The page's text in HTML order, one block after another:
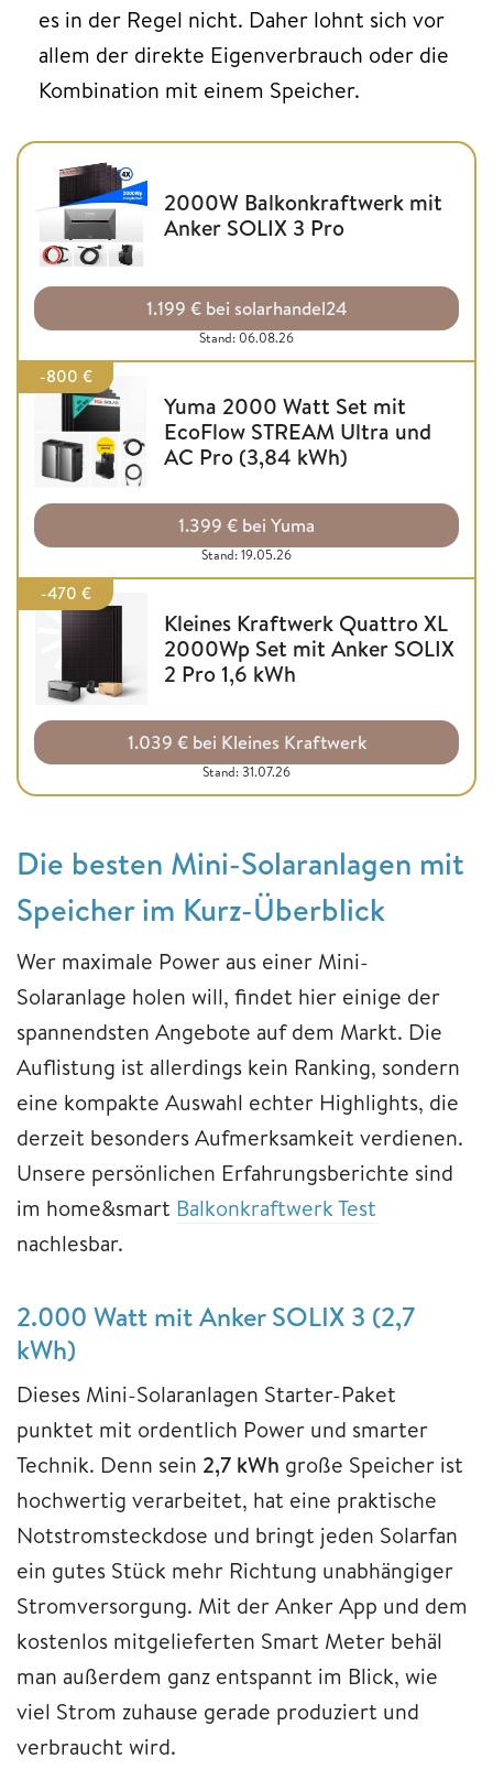
es in der Regel nicht. Daher lohnt sich vor
allem der direkte Eigenverbrauch oder die
Kombination mit einem Speicher.
2000W Balkonkraftwerk mit
Anker SOLIX 3 Pro
1.199 € bei solarhandel24
Stand: 06.08.26
-800 €
Yuma 2000 Watt Set mit
EcoFlow STREAM Ultra und
AC Pro (3,84 kWh)
1.399 € bei Yuma
Stand: 19.05.26
-470 €
Kleines Kraftwerk Quattro XL
2000Wp Set mit Anker SOLIX
2 Pro 1,6 kWh
1.039 € bei Kleines Kraftwerk
Stand: 31.07.26
Die besten Mini-Solaranlagen mit
Speicher im Kurz-Überblick
Wer maximale Power aus einer Mini-
Solaranlage holen will, findet hier einige der
spannendsten Angebote auf dem Markt. Die
Auflistung ist allerdings kein Ranking, sondern
eine kompakte Auswahl echter Highlights, die
derzeit besonders Aufmerksamkeit verdienen.
Unsere persönlichen Erfahrungsberichte sind
im home&smart Balkonkraftwerk Test
nachlesbar.
2.000 Watt mit Anker SOLIX 3 (2,7
kWh)
Dieses Mini-Solaranlagen Starter-Paket
punktet mit ordentlich Power und smarter
Technik. Denn sein 2,7 kWh große Speicher ist
hochwertig verarbeitet, hat eine praktische
Notstromsteckdose und bringt jeden Solarfan
ein gutes Stück mehr Richtung unabhängiger
Stromversorgung. Mit der Anker App und dem
kostenlos mitgelieferten Smart Meter behäl
man außerdem ganz entspannt im Blick, wie
viel Strom zuhause gerade produziert und
verbraucht wird.